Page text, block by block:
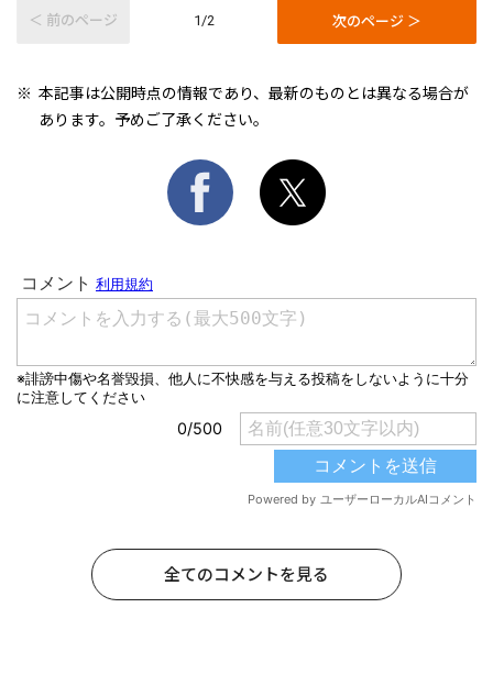
＜ 前のページ 1/2 次のページ ＞
本記事は公開時点の情報であり、最新のものとは異なる場合が
あります。予めご了承ください。
全てのコメントを見る